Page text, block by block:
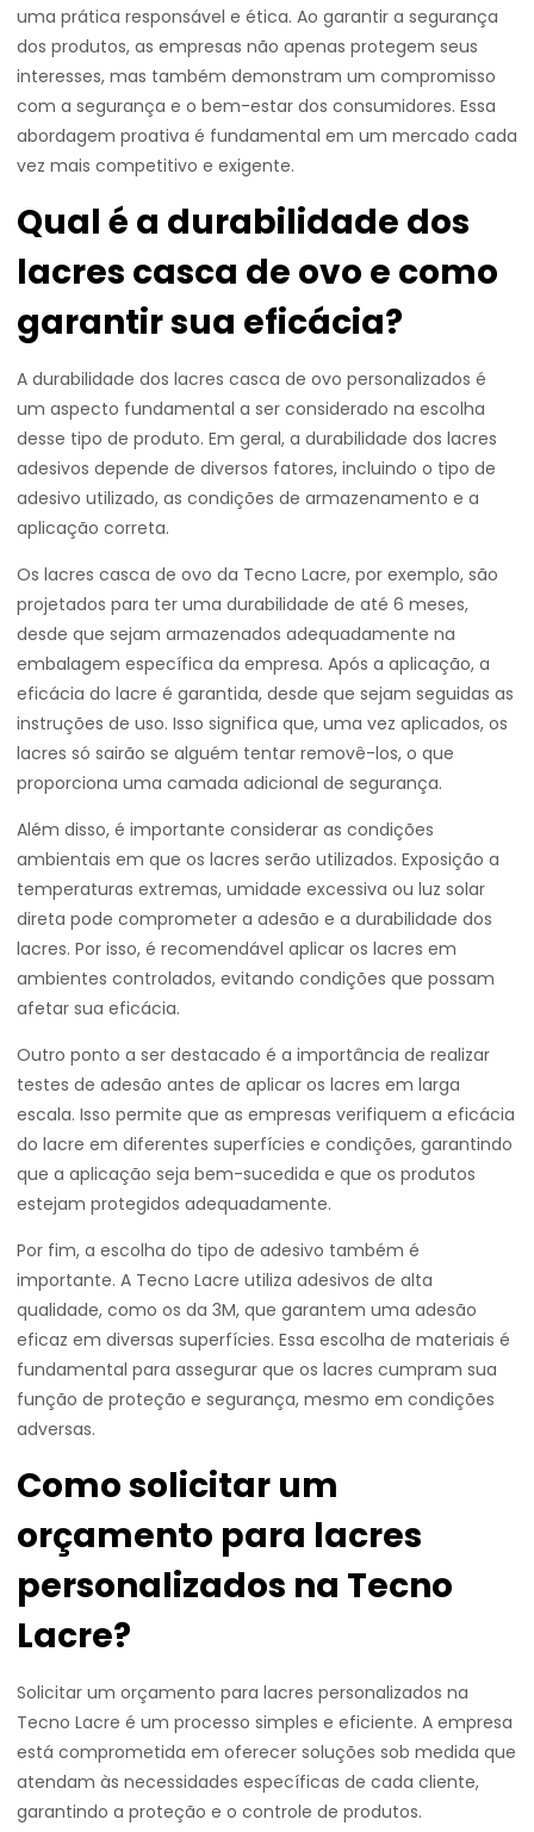
uma prática responsável e ética. Ao garantir a segurança
dos produtos, as empresas não apenas protegem seus
interesses, mas também demonstram um compromisso
com a segurança e o bem-estar dos consumidores. Essa
abordagem proativa é fundamental em um mercado cada
vez mais competitivo e exigente.
Qual é a durabilidade dos
lacres casca de ovo e como
garantir sua eficácia?
A durabilidade dos lacres casca de ovo personalizados é
um aspecto fundamental a ser considerado na escolha
desse tipo de produto. Em geral, a durabilidade dos lacres
adesivos depende de diversos fatores, incluindo o tipo de
adesivo utilizado, as condições de armazenamento e a
aplicação correta.
Os lacres casca de ovo da Tecno Lacre, por exemplo, são
projetados para ter uma durabilidade de até 6 meses,
desde que sejam armazenados adequadamente na
embalagem específica da empresa. Após a aplicação, a
eficácia do lacre é garantida, desde que sejam seguidas as
instruções de uso. Isso significa que, uma vez aplicados, os
lacres só sairão se alguém tentar removê-los, o que
proporciona uma camada adicional de segurança.
Além disso, é importante considerar as condições
ambientais em que os lacres serão utilizados. Exposição a
temperaturas extremas, umidade excessiva ou luz solar
direta pode comprometer a adesão e a durabilidade dos
lacres. Por isso, é recomendável aplicar os lacres em
ambientes controlados, evitando condições que possam
afetar sua eficácia.
Outro ponto a ser destacado é a importância de realizar
testes de adesão antes de aplicar os lacres em larga
escala. Isso permite que as empresas verifiquem a eficácia
do lacre em diferentes superfícies e condições, garantindo
que a aplicação seja bem-sucedida e que os produtos
estejam protegidos adequadamente.
Por fim, a escolha do tipo de adesivo também é
importante. A Tecno Lacre utiliza adesivos de alta
qualidade, como os da 3M, que garantem uma adesão
eficaz em diversas superfícies. Essa escolha de materiais é
fundamental para assegurar que os lacres cumpram sua
função de proteção e segurança, mesmo em condições
adversas.
Como solicitar um
orçamento para lacres
personalizados na Tecno
Lacre?
Solicitar um orçamento para lacres personalizados na
Tecno Lacre é um processo simples e eficiente. A empresa
está comprometida em oferecer soluções sob medida que
atendam às necessidades específicas de cada cliente,
garantindo a proteção e o controle de produtos.